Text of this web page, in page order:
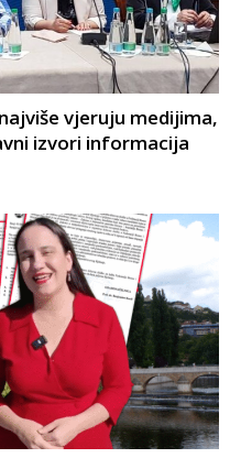
vjeruju medijima,
izvori informacija